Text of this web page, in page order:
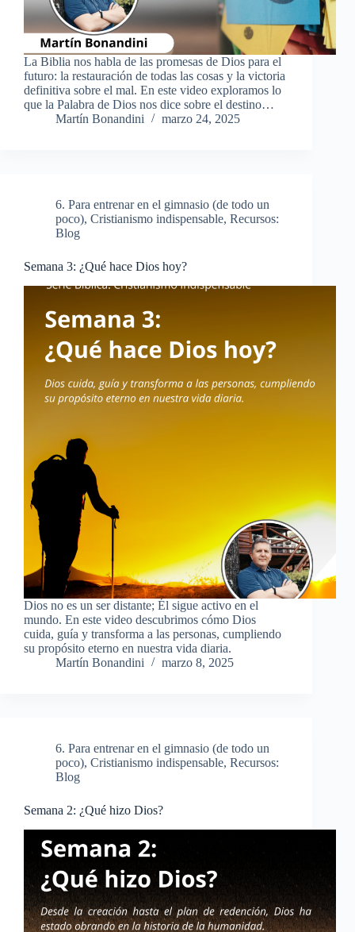
La Biblia nos habla de las promesas de Dios para el
futuro: la restauración de todas las cosas y la victoria
definitiva sobre el mal. En este video exploramos lo
que la Palabra de Dios nos dice sobre el destino…
Martín Bonandini
marzo 24, 2025
6. Para entrenar en el gimnasio (de todo un
poco), Cristianismo indispensable, Recursos:
Blog
Semana 3: ¿Qué hace Dios hoy?
Dios no es un ser distante; Él sigue activo en el
mundo. En este video descubrimos cómo Dios
cuida, guía y transforma a las personas, cumpliendo
su propósito eterno en nuestra vida diaria.
Martín Bonandini
marzo 8, 2025
6. Para entrenar en el gimnasio (de todo un
poco), Cristianismo indispensable, Recursos:
Blog
Semana 2: ¿Qué hizo Dios?